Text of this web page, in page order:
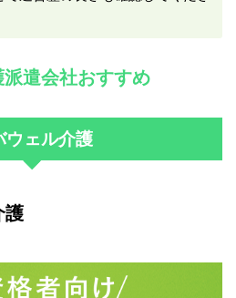
遣会社おすすめ
ウェル介護
護